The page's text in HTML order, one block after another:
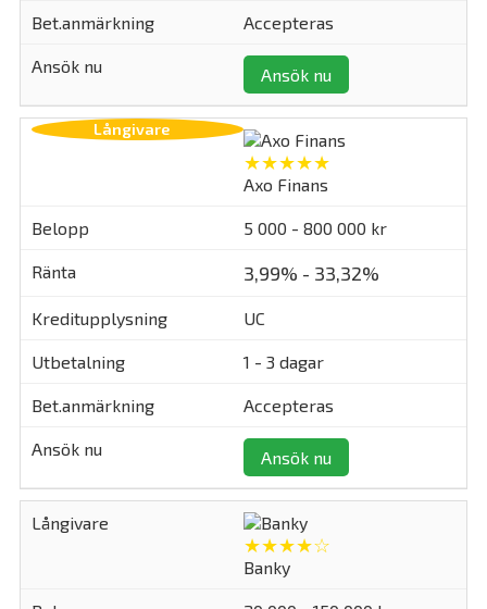
Accepteras
Ansök nu
★★★★★
Axo Finans
5 000 - 800 000 kr
3,99% - 33,32%
UC
1 - 3 dagar
Accepteras
Ansök nu
★★★★☆
Banky